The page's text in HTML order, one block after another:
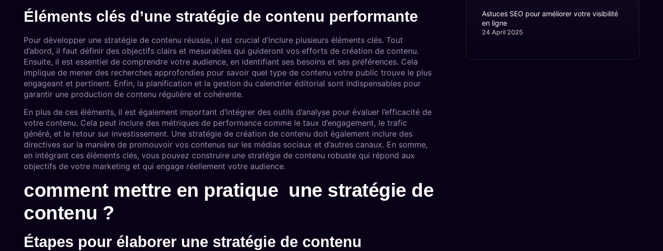
Éléments clés d’une stratégie de contenu performante
Pour développer une stratégie de contenu réussie, il est crucial d’inclure plusieurs éléments clés. Tout
d’abord, il faut définir des objectifs clairs et mesurables qui guideront vos efforts de création de contenu.
Ensuite, il est essentiel de comprendre votre audience, en identifiant ses besoins et ses préférences. Cela
implique de mener des recherches approfondies pour savoir quel type de contenu votre public trouve le plus
engageant et pertinent. Enfin, la planification et la gestion du calendrier éditorial sont indispensables pour
garantir une production de contenu régulière et cohérente.
En plus de ces éléments, il est également important d’intégrer des outils d’analyse pour évaluer l’efficacité de
votre contenu. Cela peut inclure des métriques de performance comme le taux d’engagement, le trafic
généré, et le retour sur investissement. Une stratégie de création de contenu doit également inclure des
directives sur la manière de promouvoir vos contenus sur les médias sociaux et d’autres canaux. En somme,
en intégrant ces éléments clés, vous pouvez construire une stratégie de contenu robuste qui répond aux
objectifs de votre marketing et qui engage réellement votre audience.
comment mettre en pratique une stratégie de
contenu ?
Étapes pour élaborer une stratégie de contenu
Astuces SEO pour améliorer votre visibilité
en ligne
24 April 2025